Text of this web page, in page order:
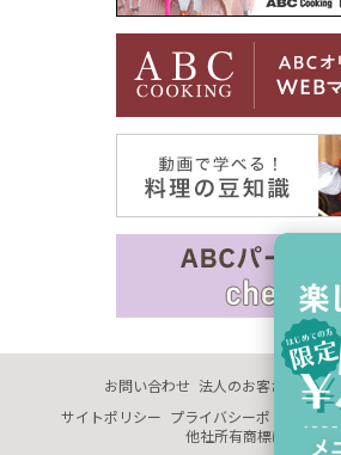
お問い合わせ 法人のお客さま 企業
サイトポリシー プライバシーポリシー サ
他社所有商標に関する